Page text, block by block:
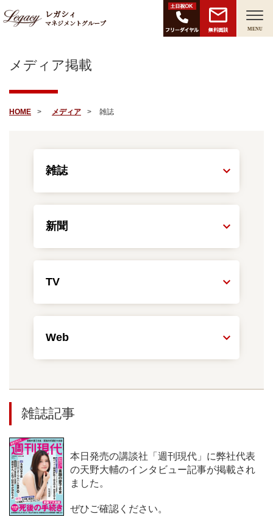
レガシィ
マネジメントグループ
無料面談 MENU
メディア掲載
HOME メディア 雑誌
雑誌
新聞
TV
Web
雑誌記事
本日発売の講談社「週刊現代」に弊社代表
の天野大輔のインタビュー記事が掲載され
ました。
ぜひご確認ください。